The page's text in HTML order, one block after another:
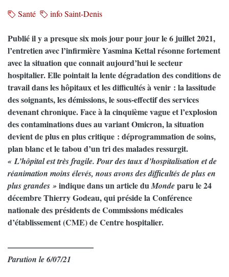
Santé info Saint-Denis
Publié il y a presque six mois jour pour jour le 6 juillet 2021,
l’entretien avec l’infirmière Yasmina Kettal résonne fortement
avec la situation que connait aujourd’hui le secteur
hospitalier. Elle pointait la lente dégradation des conditions de
travail dans les hôpitaux et les difficultés à venir : la lassitude
des soignants, les démissions, le sous-effectif des services
devenant chronique. Face à la cinquième vague et l’explosion
des contaminations dues au variant Omicron, la situation
devient de plus en plus critique : déprogrammation de soins,
plan blanc et le tabou d’un tri des malades ressurgit.
« L’hôpital est très fragile. Pour des taux d’hospitalisation et de
réanimation moins élevés, nous avons des difficultés de plus en
plus grandes »indique dans un article duMondeparu le 24
décembre Thierry Godeau, qui préside la Conférence
nationale des présidents de Commissions médicales
d’établissement (CME) de Centre hospitalier.
–––––––––––––––––––––
Parution le 6/07/21